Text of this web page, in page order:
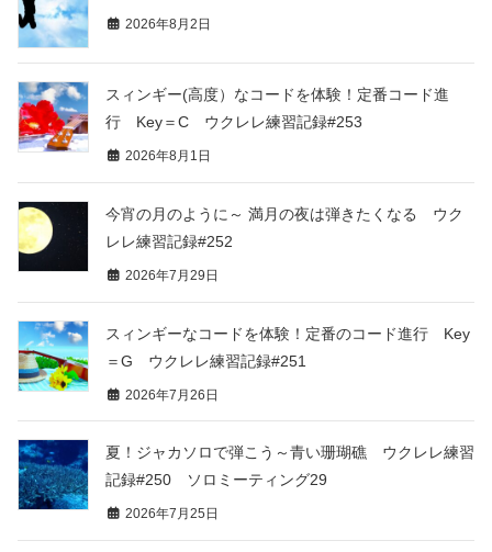
2026年8月2日
スィンギー(高度）なコードを体験！定番コード進
行 Key＝C ウクレレ練習記録#253
2026年8月1日
今宵の月のように～ 満月の夜は弾きたくなる ウク
レレ練習記録#252
2026年7月29日
スィンギーなコードを体験！定番のコード進行 Key
＝G ウクレレ練習記録#251
2026年7月26日
夏！ジャカソロで弾こう～青い珊瑚礁 ウクレレ練習
記録#250 ソロミーティング29
2026年7月25日